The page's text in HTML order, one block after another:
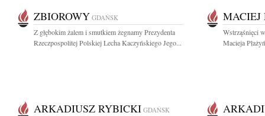
ZBIOROWY GDAŃSK
Z głębokim żalem i smutkiem żegnamy Prezydenta
Rzeczpospolitej Polskiej Lecha Kaczyńskiego Jego...
Wstrząśnięci
Macieja
ARKADIUSZ RYBICKI GDAŃSK